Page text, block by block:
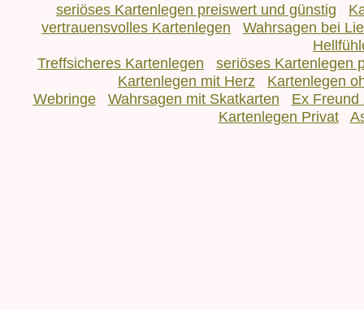
seriöses Kartenlegen preiswert und günstig
vertrauensvolles Kartenlegen
Wahrsagen bei
Treffsicheres Kartenlegen
seriöses Kartenlegen
Kartenlegen mit Herz
Kartenlegen
Webringe
Wahrsagen mit Skatkarten
Ex Freund
Kartenlegen Privat